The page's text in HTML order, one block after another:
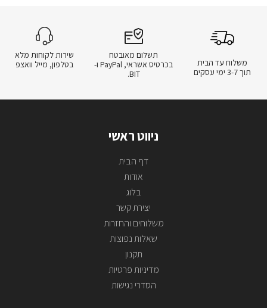
משלוח עד הבית
תוך 3-7 ימי עסקים
תשלום מאובטח
בכרטיס אשראי, PayPal ו-
BIT.
שירות לקוחות מלא
בטלפון, מייל וואצפ
ניווט ראשי
דף הבית
אודות
בלוג
יצירת קשר
משלוחים והחזרות
שאלות נפוצות
תקנון
מדיניות פרטיות
הסדרי נגישות